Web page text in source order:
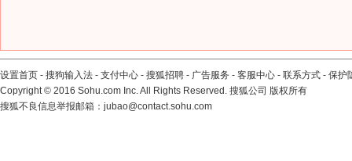
设置首页 - 搜狗输入法 - 支付中心 - 搜狐招聘 - 广告服务 - 客服中心 - 联系方式 - 保护
Copyright© 2016 Sohu.com Inc. All Rights Reserved. 搜狐公司 版权所有
搜狐不良信息举报邮箱： jubao@contact.sohu.com